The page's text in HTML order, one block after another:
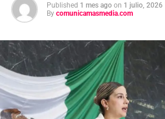
Published 1 mes ago on 1 julio, 2026
By comunicamasmedia.com